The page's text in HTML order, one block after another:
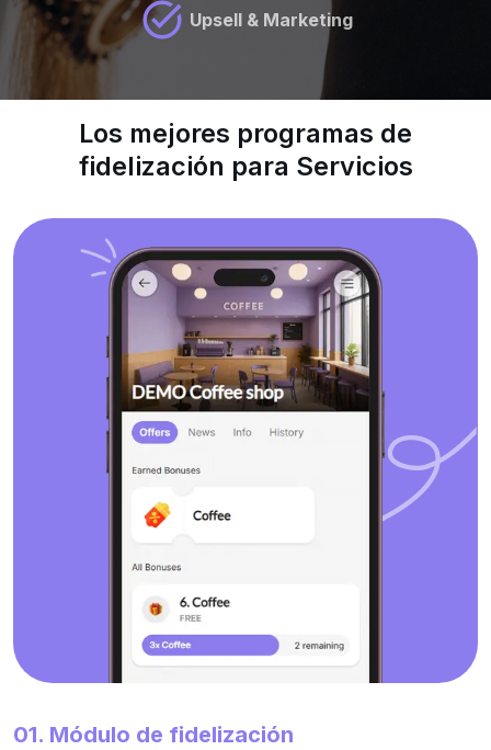
Upsell & Marketing
Los mejores programas de
fidelización para Servicios
01. Módulo de fidelización